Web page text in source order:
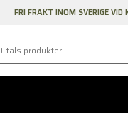
FRI FRAKT INOM SVERIGE VID